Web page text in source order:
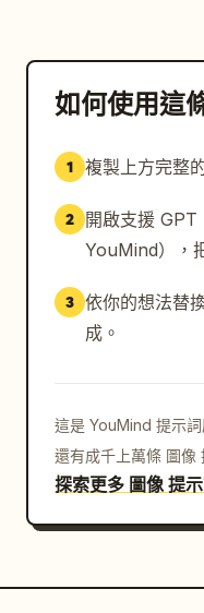
如何使用這
1 複製上方完整
2
開啟支援 GPT
YouMind），
3 依你的想法替
成。
這是 YouMind 提示
還有成千上萬條 圖像
探索更多 圖像 提